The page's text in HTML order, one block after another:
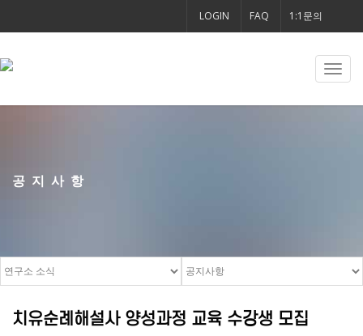
LOGIN FAQ 1:1문의
공지사항
치유순례해설사 양성과정 교육 수강생 모집